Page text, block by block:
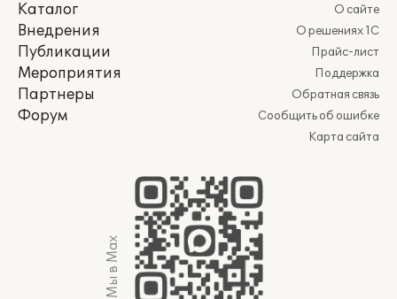
Каталог
Внедрения
Публикации
Мероприятия
Партнеры
Форум
О сайте
О решениях 1С
Прайс-лист
Поддержка
Обратная связь
Сообщить об ошибке
Карта сайта
Мы в Max